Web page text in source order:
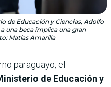
de Educación y Ciencias, Adolfo
una beca implica una gran
Matías Amarilla
paraguayo, el
de Educación y